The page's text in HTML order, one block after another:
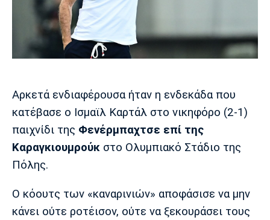
Πολιτισμός
Τραγούδια
Cine Spot
Running
Media
Παρασκήνιο
Πρόγραμμα TV
Ιωνικός Κηφισιά
Μπαρτσελόνα
Ρεάλ
Μαδρίτης
Ατλέτικο
Μαδρίτης
Μάντσεστερ
Γιουνάιτεντ
Τσέλσι Άρσεναλ
Αρκετά ενδιαφέρουσα ήταν η ενδεκάδα που
κατέβασε ο Ισμαϊλ Καρτάλ στο νικηφόρο (2-1)
παιχνίδι της Φενέρμπαχτσε επί της
Καραγκιουμρούκ στο Ολυμπιακό Στάδιο της
Πόλης.
Ο κόουτς των «καναρινιών» αποφάσισε να μην
κάνει ούτε ροτέισον, ούτε να ξεκουράσει τους